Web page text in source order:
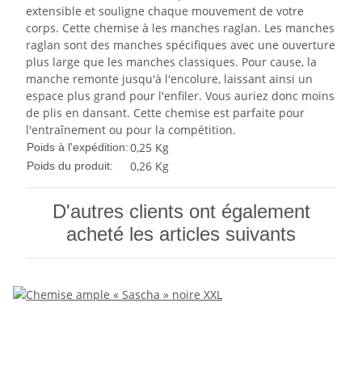
extensible et souligne chaque mouvement de votre
corps. Cette chemise à les manches raglan. Les manches
raglan sont des manches spécifiques avec une ouverture
plus large que les manches classiques. Pour cause, la
manche remonte jusqu'à l'encolure, laissant ainsi un
espace plus grand pour l'enfiler. Vous auriez donc moins
de plis en dansant. Cette chemise est parfaite pour
l'entraînement ou pour la compétition.
Poids à l'expédition:0,25 Kg
Poids du produit: 0,26 Kg
D'autres clients ont également
acheté les articles suivants